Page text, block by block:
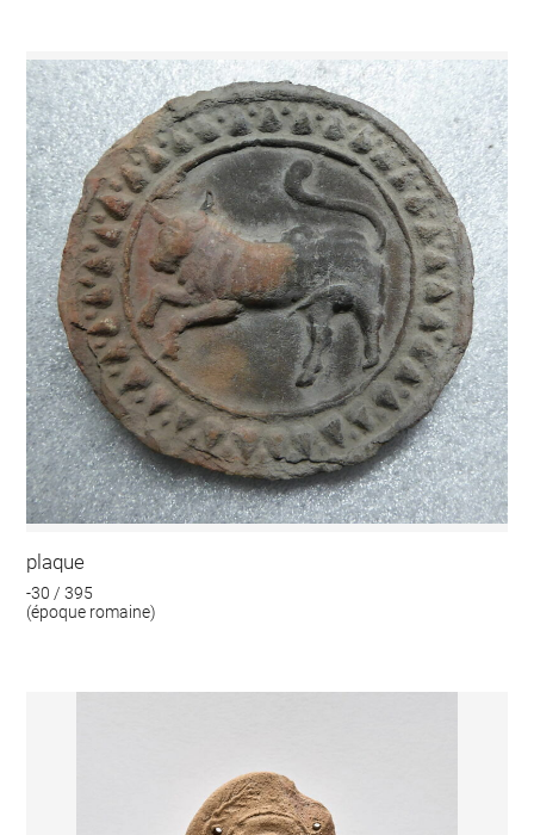
plaque
-30 / 395
(époque romaine)